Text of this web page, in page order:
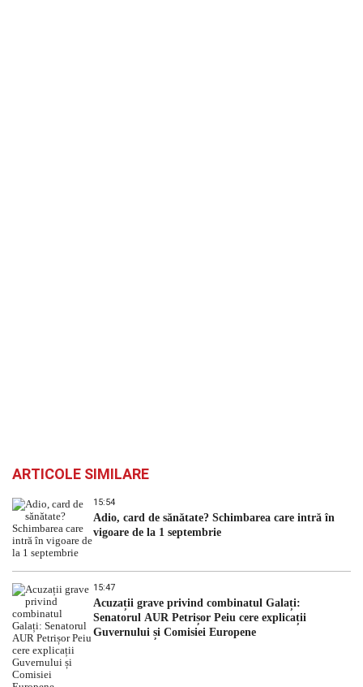
ARTICOLE SIMILARE
15:54
Adio, card de sănătate? Schimbarea care intră în
vigoare de la 1 septembrie
15:47
Acuzații grave privind combinatul Galați:
Senatorul AUR Petrișor Peiu cere explicații
Guvernului și Comisiei Europene